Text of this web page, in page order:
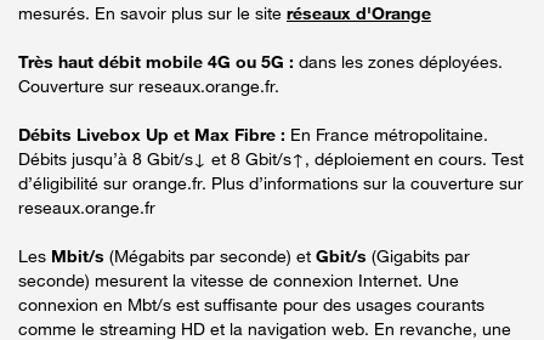
mesurés. En savoir plus sur le site réseaux d'Orange
Très haut débit mobile 4G ou 5G : dans les zones déployées.
Couverture sur reseaux.orange.fr.
Débits Livebox Up et Max Fibre : En France métropolitaine.
Débits jusqu’à 8 Gbit/s↓ et 8 Gbit/s↑, déploiement en cours. Test
d’éligibilité sur orange.fr. Plus d’informations sur la couverture sur
reseaux.orange.fr
Les Mbit/s (Mégabits par seconde) et Gbit/s (Gigabits par
seconde) mesurent la vitesse de connexion Internet. Une
connexion en Mbt/s est suffisante pour des usages courants
comme le streaming HD et la navigation web. En revanche, une